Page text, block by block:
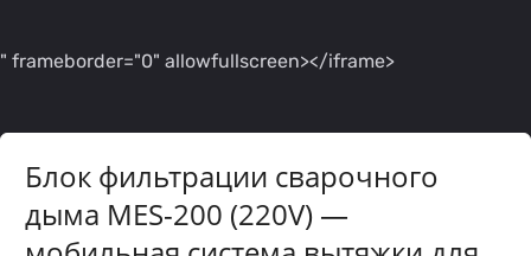
" frameborder="0" allowfullscreen></iframe>
Блок фильтрации сварочного
дыма MES-200 (220V) —